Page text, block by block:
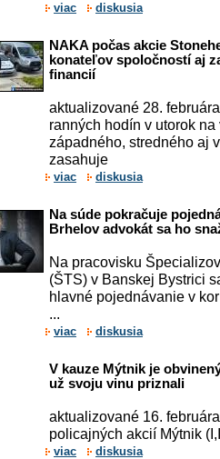
viac diskusia
NAKA počas akcie
konateľov spoločností aj
financií
aktualizované 28.
ranných hodín v utorok
západného, stredného aj
zasahuje
viac diskusia
Na súde pokračuje
Brhelov advokát sa ho
Na pracovisku
(ŠTS) v Banskej Bystrici
hlavné pojednávanie v
...
viac diskusia
V kauze Mýtnik je
už svoju vinu priznali
aktualizované 16.
policajných akcií Mýtnik
viac diskusia